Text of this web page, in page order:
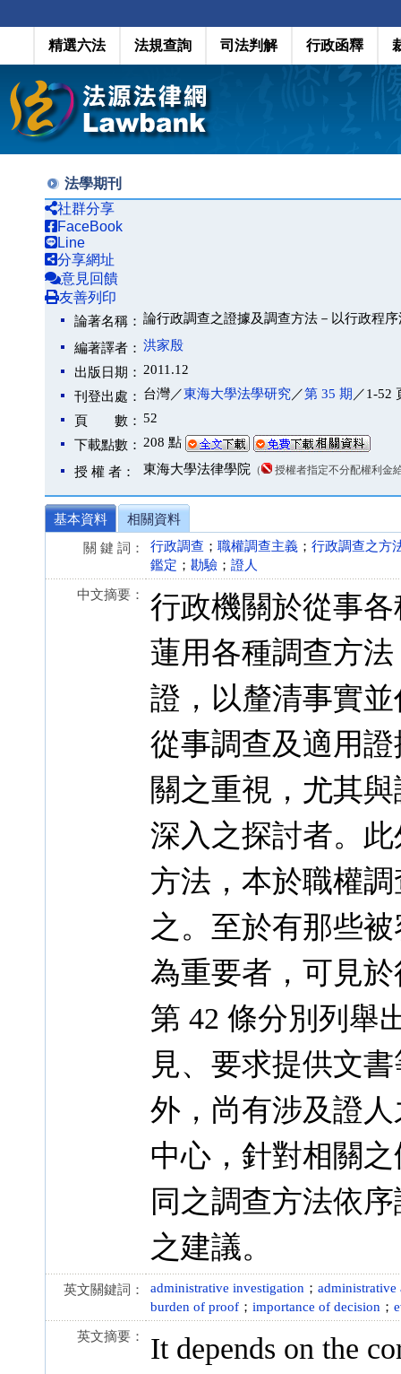
精選六法 法規查詢 司法判解 行政函釋
法學期刊
社群分享
FaceBook
Line
分享網址
意見回饋
友善列印
論著名稱： 論行政調查之證據及調查方法－以行政程
編著譯者： 洪家殷
出版日期： 2011.12
刊登出處： 台灣／東海大學法學研究／第 35 期 ／1-52
頁 數： 52
下載點數： 208 點
授 權 者： 東海大學法律學院 （ 授權者指定不分配權利金
基本資料
相關資料
關 鍵 詞：
行政調查 ； 職權調查主義 ； 行政調查之方
鑑定 ； 勘驗 ； 證人
中文摘要：
行政機關於從事
蓮用各種調查方
證，以釐清事實
從事調查及適用
關之重視，尤其
深入之探討者。
方法，本於職權
之。至於有那些
為重要者，可見
第 42 條分別列舉
見、要求提供文
外，尚有涉及證
中心，針對相關
同之調查方法依
之建議。
英文關鍵詞： administrative investigation ；
burden of proof ； importance of decision ；
英文摘要：
It depends on the